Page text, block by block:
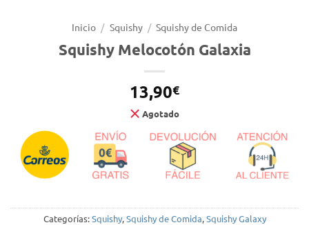
Inicio / Squishy / Squishy de Comida
Squishy Melocotón Galaxia
13,90€
Agotado
Categorías:Squishy,Squishy de Comida,Squishy Galaxy